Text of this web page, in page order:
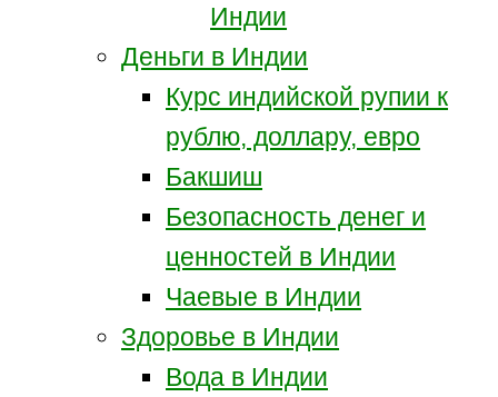
Индии
Деньги в Индии
Курс индийской рупии к
рублю, доллару, евро
Бакшиш
Безопасность денег и
ценностей в Индии
Чаевые в Индии
Здоровье в Индии
Вода в Индии